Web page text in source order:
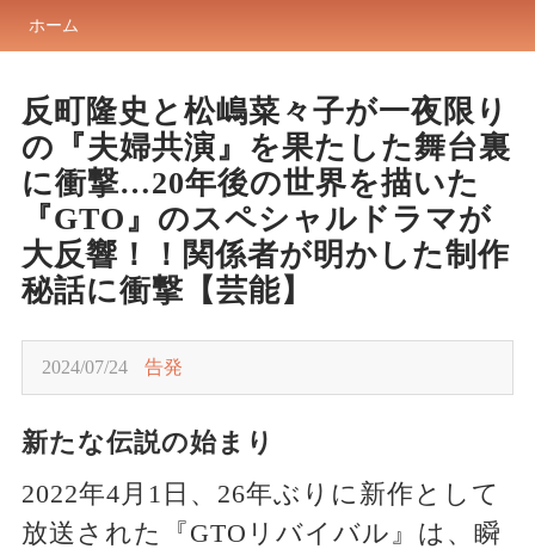
ホーム
反町隆史と松嶋菜々子が一夜限り
の『夫婦共演』を果たした舞台裏
に衝撃…20年後の世界を描いた
『GTO』のスペシャルドラマが
大反響！！関係者が明かした制作
秘話に衝撃【芸能】
2024/07/24 告発
新たな伝説の始まり
2022年4月1日、26年ぶりに新作として
放送された『GTOリバイバル』は、瞬